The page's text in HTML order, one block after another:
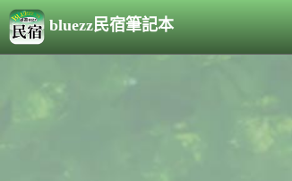
bluezz民宿筆記本